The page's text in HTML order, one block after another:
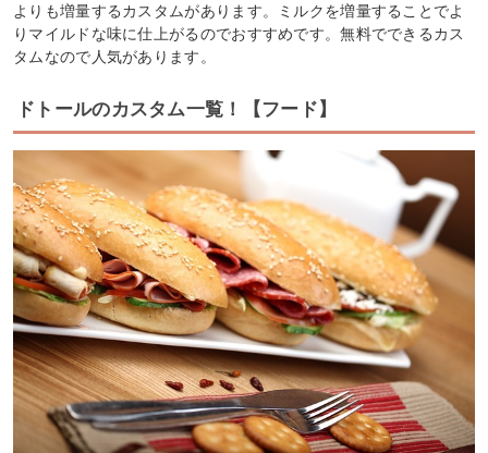
よりも増量するカスタムがあります。ミルクを増量することでよ
りマイルドな味に仕上がるのでおすすめです。無料でできるカス
タムなので人気があります。
ドトールのカスタム一覧！【フード】